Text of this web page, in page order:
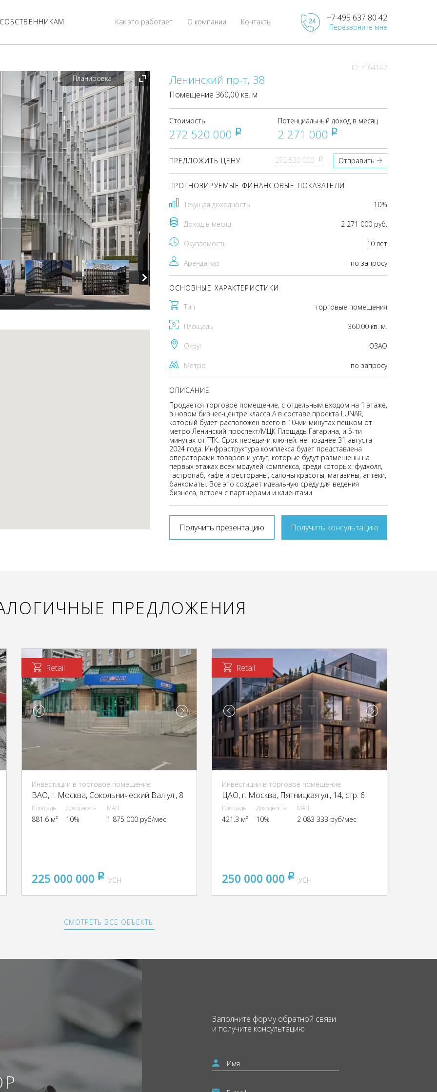
Контакты
О компании
Как это работает +7 495 637 80 42
Перезвоните мне
ID: r164142
Планировка
Ленинский пр-т, 38
Помещение 360,00 кв. м
Стоимость
272 520 000 pуб
Потенциальный доход в месяц
2 271 000 pуб
ПРЕДЛОЖИТЬ ЦЕНУ pуб Отправить
ПРОГНОЗИРУЕМЫЕ ФИНАНСОВЫЕ ПОКАЗАТЕЛИ
Текущая доходность 10%
Доход в месяц 2 271 000 руб.
Окупаемость 10 лет
Арендатор по запросу
ОСНОВНЫЕ ХАРАКТЕРИСТИКИ
Тип торговые помещения
Площадь 360.00 кв. м.
Округ ЮЗАО
Метро по запросу
ОПИСАНИЕ
Продается торговое помещение, с отдельным входом на 1 этаже,
в новом бизнес-центре класса А в составе проекта LUNAR,
который будет расположен всего в 10-ми минутах пешком от
метро Ленинский проспект/МЦК Площадь Гагарина, и 5-ти
минутах от ТТК. Срок передачи ключей: не позднее 31 августа
2024 года. Инфраструктура комплекса будет представлена
операторами товаров и услуг, которые будут размещены на
первых этажах всех модулей комплекса, среди которых: фудхолл,
гастропаб, кафе и рестораны, салоны красоты, магазины, аптеки,
банкоматы. Все это создает идеальную среду для ведения
бизнеса, встреч с партнерами и клиентами
Получить презентацию Получить консультацию
ПРЕДЛОЖЕНИЯ
Retail
Инвестиции в торговое помещение
ВАО, г. Москва, Сокольнический Вал ул., 8
Площадь
881.6 м²
Доходность
10%
МАП
1 875 000 руб/мес
225 000 000 pуб
УСН
Retail
Инвестиции в торговое помещение
ЦАО, г. Москва, Пятницкая ул., 14, стр. 6
Площадь
421.3 м²
Доходность
10%
МАП
2 083 333 руб/мес
250 000 000 pуб
УСН
СМОТРЕТЬ ВСЕ ОБЪЕКТЫ
Заполните формуобратной связи
и получите консультацию